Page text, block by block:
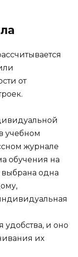
от
учебном
журнале
обучения на
выбрана одна
и оно
их